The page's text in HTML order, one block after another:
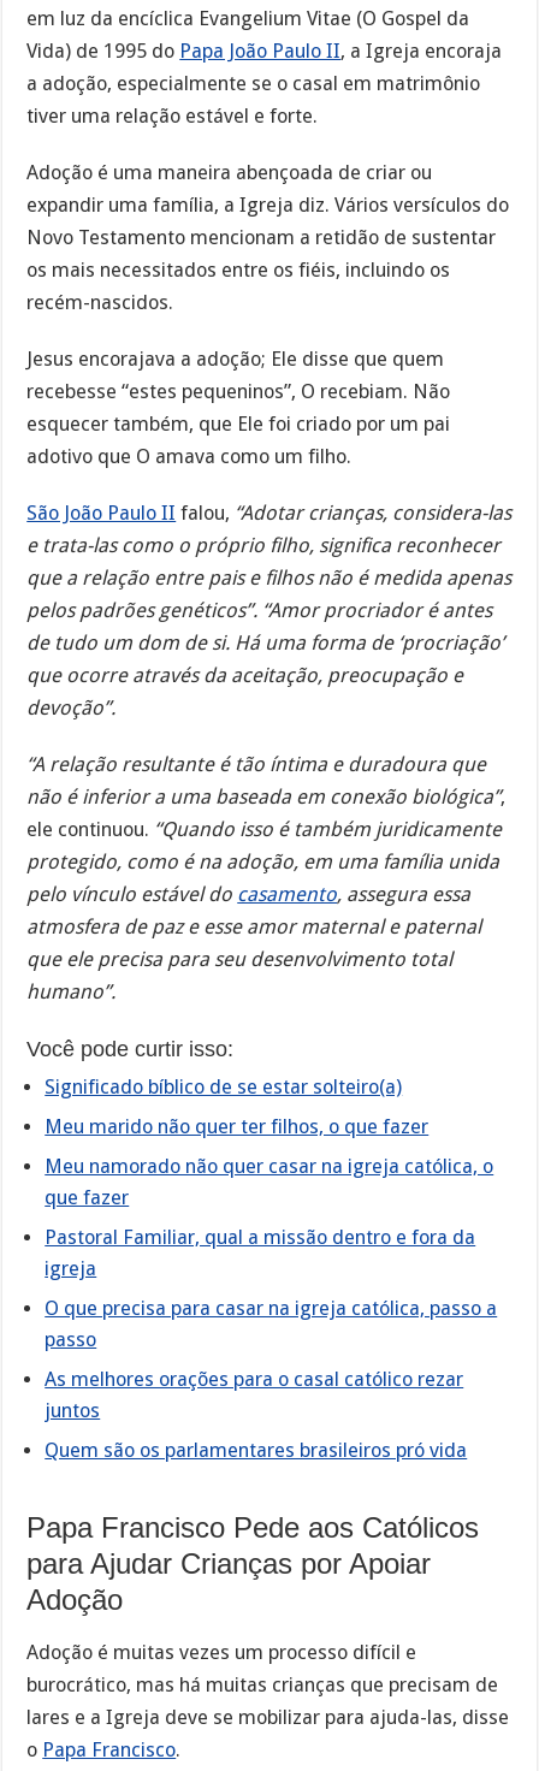
em luz da encíclica Evangelium Vitae (O Gospel da
Vida) de 1995 do Papa João Paulo II, a Igreja encoraja
a adoção, especialmente se o casal em matrimônio
tiver uma relação estável e forte.
Adoção é uma maneira abençoada de criar ou
expandir uma família, a Igreja diz. Vários versículos do
Novo Testamento mencionam a retidão de sustentar
os mais necessitados entre os fiéis, incluindo os
recém-nascidos.
Jesus encorajava a adoção; Ele disse que quem
recebesse “estes pequeninos”, O recebiam. Não
esquecer também, que Ele foi criado por um pai
adotivo que O amava como um filho.
São João Paulo II falou, “Adotar crianças, considera-las
e trata-las como o próprio filho, significa reconhecer
que a relação entre pais e filhos não é medida apenas
pelos padrões genéticos”. “Amor procriador é antes
de tudo um dom de si. Há uma forma de ‘procriação’
que ocorre através da aceitação, preocupação e
devoção”.
“A relação resultante é tão íntima e duradoura que
não é inferior a uma baseada em conexão biológica”,
ele continuou. “Quando isso é também juridicamente
protegido, como é na adoção, em uma família unida
pelo vínculo estável do casamento, assegura essa
atmosfera de paz e esse amor maternal e paternal
que ele precisa para seu desenvolvimento total
humano”.
Você pode curtir isso:
Significado bíblico de se estar solteiro(a)
Meu marido não quer ter filhos, o que fazer
Meu namorado não quer casar na igreja católica, o
que fazer
Pastoral Familiar, qual a missão dentro e fora da
igreja
O que precisa para casar na igreja católica, passo a
passo
As melhores orações para o casal católico rezar
juntos
Quem são os parlamentares brasileiros pró vida
Papa Francisco Pede aos Católicos
para Ajudar Crianças por Apoiar
Adoção
Adoção é muitas vezes um processo difícil e
burocrático, mas há muitas crianças que precisam de
lares e a Igreja deve se mobilizar para ajuda-las, disse
o Papa Francisco.